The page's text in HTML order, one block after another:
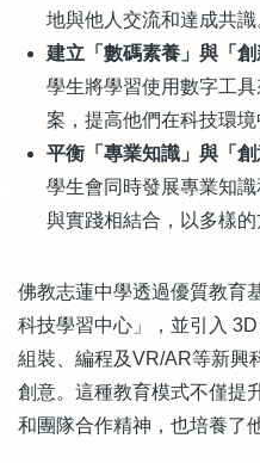
地與他人交流和達成共識
建立「數碼素養」與「創
學生將學習使用數字工
案，提高他們在科技環境
平衡「專業知識」與「創
學生會同時發展專業知
與實踐相結合，以多樣的
佛教志蓮中學透過優質教育
科技學習中心」，並引入
組裝、編程及VR/AR等新興
創意。這種教育模式不僅提
和團隊合作精神，也培養了